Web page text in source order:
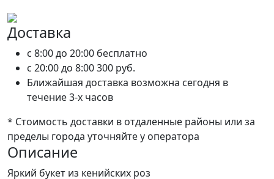
Доставка
c 8:00 до 20:00 бесплатно
c 20:00 до 8:00300 руб.
Ближайшая доставка возможна сегодня в
течение 3-х часов
* Стоимость доставки в отдаленные районы или за
пределы города уточняйте у оператора
Описание
Яркий букет из кенийских роз